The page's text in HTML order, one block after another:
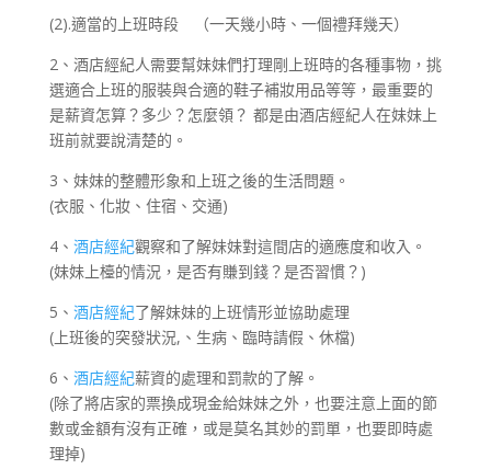
(2).適當的上班時段 （一天幾小時、一個禮拜幾天）
2、酒店經紀人需要幫妹妹們打理剛上班時的各種事物，挑
選適合上班的服裝與合適的鞋子補妝用品等等，最重要的
是薪資怎算？多少？怎麼領？ 都是由酒店經紀人在妹妹上
班前就要說清楚的。
3、妹妹的整體形象和上班之後的生活問題。
(衣服、化妝、住宿、交通)
4、 酒店經紀觀察和了解妹妹對這間店的適應度和收入。
(妹妹上檯的情況，是否有賺到錢？是否習慣？)
5、 酒店經紀了解妹妹的上班情形並協助處理
(上班後的突發狀況,、生病、臨時請假、休檔)
6、 酒店經紀薪資的處理和罰款的了解。
(除了將店家的票換成現金給妹妹之外，也要注意上面的節
數或金額有沒有正確，或是莫名其妙的罰單，也要即時處
理掉)